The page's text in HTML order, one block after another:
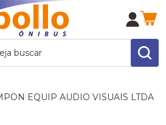
EQUIP AUDIO VISUAIS LTDA